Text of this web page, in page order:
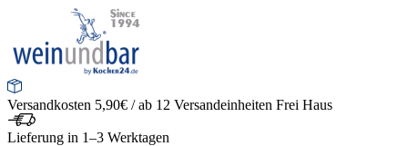
Versandkosten 5,90€ / ab 12 Versandeinheiten Frei Haus
Lieferung in 1–3 Werktagen